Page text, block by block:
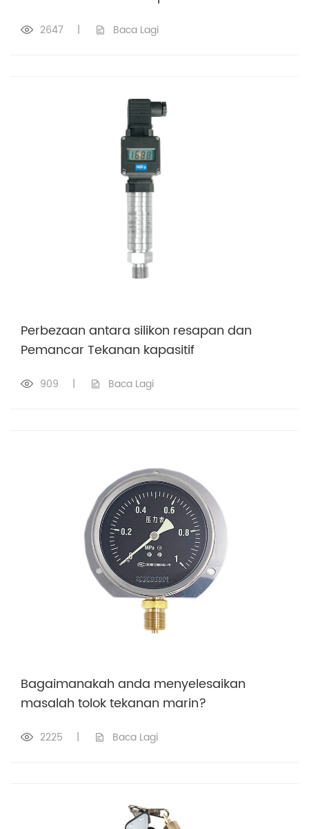
2647 | Baca Lagi
Perbezaan antara silikon resapan dan
Pemancar Tekanan kapasitif
909 | Baca Lagi
Bagaimanakah anda menyelesaikan
masalah tolok tekanan marin?
2225 | Baca Lagi